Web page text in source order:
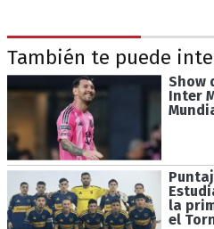
También te puede
Show
Inter
la
el